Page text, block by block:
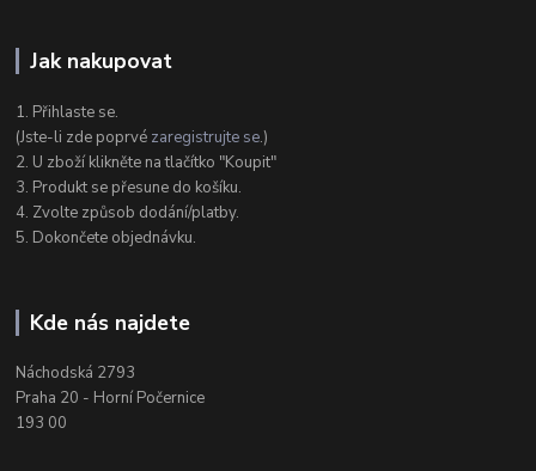
Jak nakupovat
1. Přihlaste se.
(Jste-li zde poprvé zaregistrujte se.)
2. U zboží klikněte na tlačítko "Koupit"
3. Produkt se přesune do košíku.
4. Zvolte způsob dodání/platby.
5. Dokončete objednávku.
Kde nás najdete
Náchodská 2793
Praha 20 - Horní Počernice
193 00